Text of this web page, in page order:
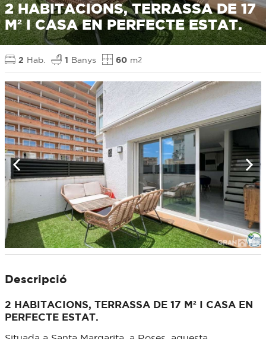
2 HABITACIONS, TERRASSA DE 17
M² I CASA EN PERFECTE ESTAT.
2 Hab. 1 Banys 60 m2
Descripció
2 HABITACIONS, TERRASSA DE 17 M² I CASA EN
PERFECTE ESTAT.